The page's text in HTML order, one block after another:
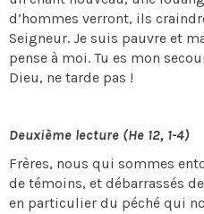
d’hommes verront, ils
Seigneur. Je suis pauvre et
pense à moi. Tu es mon
Dieu, ne tarde pas !
Deuxième lecture (He 12, 1-4)
Frères, nous qui sommes
de témoins, et débarrassés
en particulier du péché qui